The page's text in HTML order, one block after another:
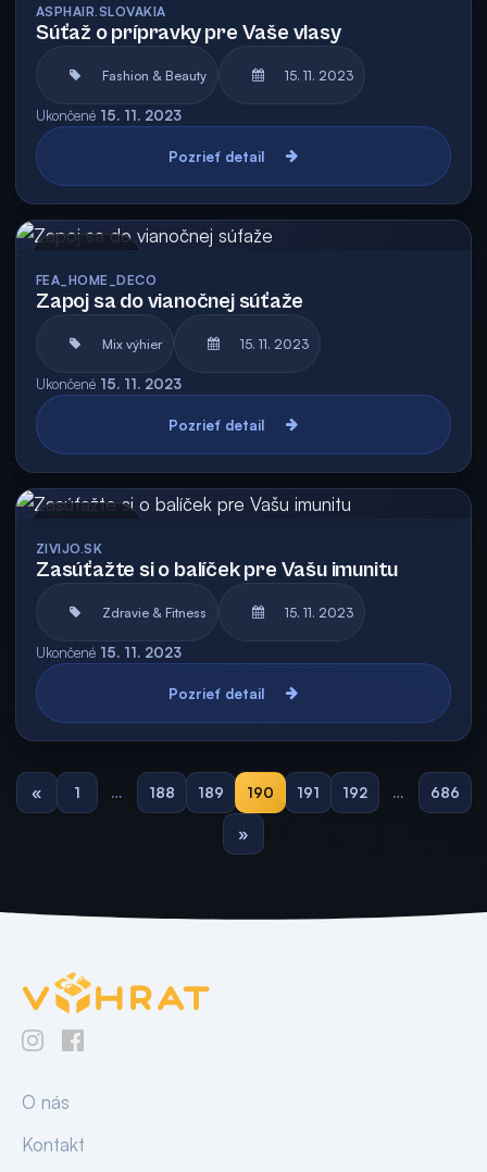
ASPHAIR.SLOVAKIA
Súťaž o prípravky pre Vaše vlasy
Fashion & Beauty 15. 11. 2023
Ukončené 15. 11. 2023
Pozrieť detail
FEA_HOME_DECO
Zapoj sa do vianočnej súťaže
Mix výhier 15. 11. 2023
Ukončené 15. 11. 2023
Pozrieť detail
ZIVIJO.SK
Zasúťažte si o balíček pre Vašu imunitu
Zdravie & Fitness 15. 11. 2023
Ukončené 15. 11. 2023
Pozrieť detail
« 1 … 188 189 190 191 192 … 686
»
O nás
Kontakt